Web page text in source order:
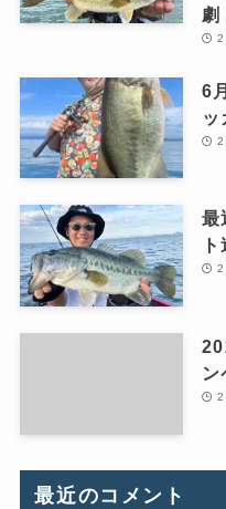
劇
6
ッ
最
ン
最近のコメント